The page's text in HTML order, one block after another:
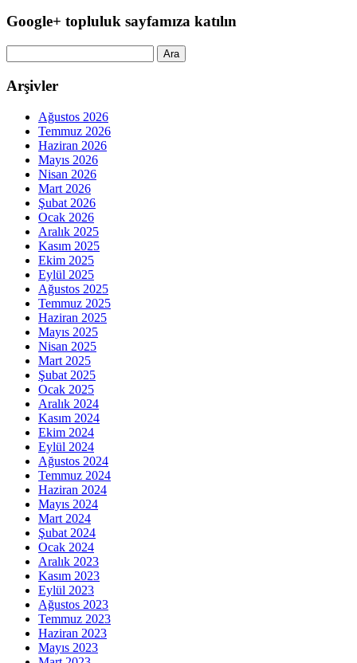
Google+ topluluk sayfamıza katılın
Arşivler
Ağustos 2026
Temmuz 2026
Haziran 2026
Mayıs 2026
Nisan 2026
Mart 2026
Şubat 2026
Ocak 2026
Aralık 2025
Kasım 2025
Ekim 2025
Eylül 2025
Ağustos 2025
Temmuz 2025
Haziran 2025
Mayıs 2025
Nisan 2025
Mart 2025
Şubat 2025
Ocak 2025
Aralık 2024
Kasım 2024
Ekim 2024
Eylül 2024
Ağustos 2024
Temmuz 2024
Haziran 2024
Mayıs 2024
Mart 2024
Şubat 2024
Ocak 2024
Aralık 2023
Kasım 2023
Eylül 2023
Ağustos 2023
Temmuz 2023
Haziran 2023
Mayıs 2023